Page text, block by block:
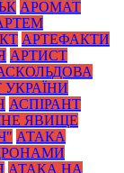
АРОМАТ
АРТЕФАКТИ
АРТИСТ
УКРАЇНИ
АСПІРАНТ
ЯВИЩЕ
АТАКА
АТАКА НА